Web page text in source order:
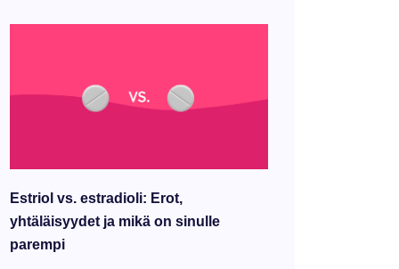
Estriol vs. estradioli: Erot,
yhtäläisyydet ja mikä on sinulle
parempi